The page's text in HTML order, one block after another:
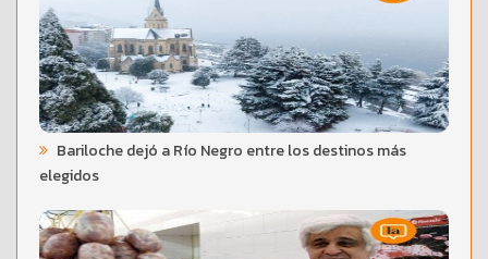
Bariloche dejó a Río Negro entre los destinos más
elegidos